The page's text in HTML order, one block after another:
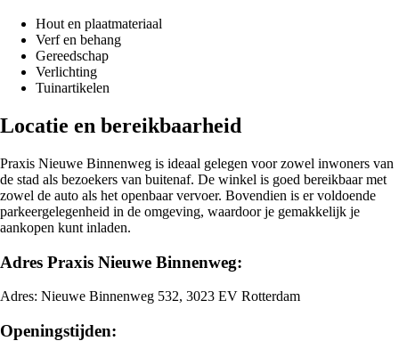
Hout en plaatmateriaal
Verf en behang
Gereedschap
Verlichting
Tuinartikelen
Locatie en bereikbaarheid
Praxis Nieuwe Binnenweg is ideaal gelegen voor zowel inwoners van
de stad als bezoekers van buitenaf. De winkel is goed bereikbaar met
zowel de auto als het openbaar vervoer. Bovendien is er voldoende
parkeergelegenheid in de omgeving, waardoor je gemakkelijk je
aankopen kunt inladen.
Adres Praxis Nieuwe Binnenweg:
Adres: Nieuwe Binnenweg 532, 3023 EV Rotterdam
Openingstijden: